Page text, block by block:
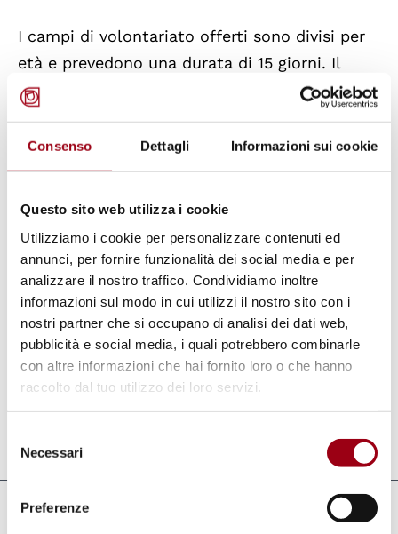
Consenso Dettagli Informazioni sui cookie
Questo sito web utilizza i cookie
Utilizziamo i cookie per personalizzare contenuti ed
annunci, per fornire funzionalità dei social media e per
analizzare il nostro traffico. Condividiamo inoltre
informazioni sul modo in cui utilizzi il nostro sito con i
nostri partner che si occupano di analisi dei dati web,
pubblicità e social media, i quali potrebbero combinarle
con altre informazioni che hai fornito loro o che hanno
raccolto dal tuo utilizzo dei loro servizi.
del
consenso
Necessari
Preferenze
I campi di volontariato offerti sono divisi per
età e prevedono una durata di 15 giorni. Il
campo avrà luogo nelle città della Giordania
Si accettano le iscrizioni entro e non oltre il
di viaggio per coprire fino a massimo di un
terzo dell’intera quota di partecipazione al
campo di volontariato.
Per maggiori informazioni:
https://www.nondallaguerra.it/giordania-2024/
Aggiornato il:
Collegamenti